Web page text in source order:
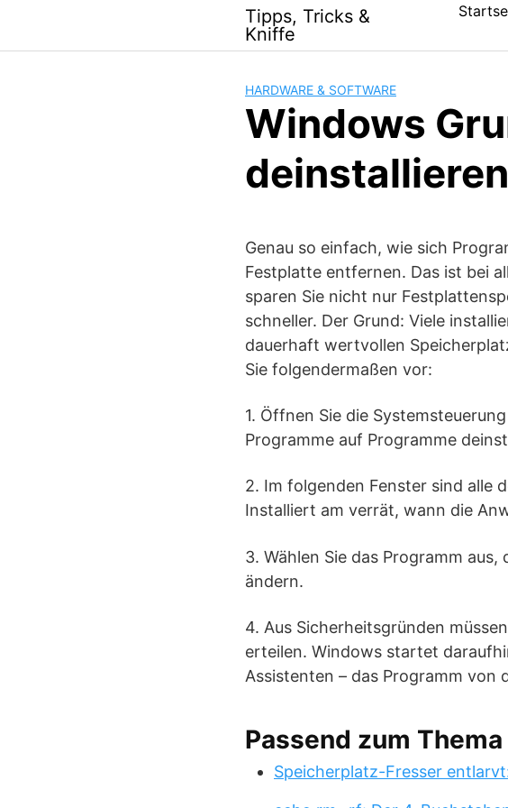
content
Tipps, Tricks &
Kniffe
HARDWARE & SOFTWARE
Windows
Genau so einfach, wie sich
Festplatte entfernen. Das ist bei
sparen Sie nicht nur
schneller. Der Grund: Viele
dauerhaft wertvollen
Sie folgendermaßen vor:
1. Öffnen Sie die
Programme auf Programme
2. Im folgenden Fenster sind alle
Installiert am verrät, wann die
3. Wählen Sie das Programm
ändern.
4. Aus Sicherheitsgründen
erteilen. Windows startet
Assistenten – das Programm
Passend zum Thema
Speicherplatz-Fresser